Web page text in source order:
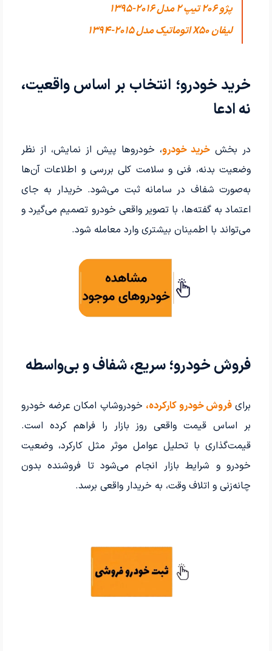
پژو 206 تیپ ۲ مدل 2016-1395
لیفان X50 اتوماتیک مدل 2015-1394
خرید خودرو؛ انتخاب بر اساس واقعیت،
نه ادعا
در بخش خرید خودرو، خودروها پیش از نمایش، از نظر
وضعیت بدنه، فنی و سلامت کلی بررسی و اطلاعات آن‌ها
به‌صورت شفاف در سامانه ثبت می‌شود. خریدار به جای
اعتماد به گفته‌ها، با تصویر واقعی خودرو تصمیم می‌گیرد و
می‌تواند با اطمینان بیشتری وارد معامله شود.
فروش خودرو؛ سریع، شفاف و بی‌واسطه
برایفروش خودرو کارکرده، خودروشاپ امکان عرضه خودرو
بر اساس قیمت واقعی روز بازار را فراهم کرده است.
قیمت‌گذاری با تحلیل عوامل موثر مثل کارکرد، وضعیت
خودرو و شرایط بازار انجام می‌شود تا فروشنده بدون
چانه‌زنی و اتلاف وقت، به خریدار واقعی برسد.